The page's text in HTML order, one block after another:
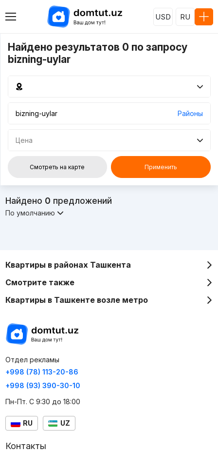
USD RU
Найдено результатов 0 по запросу
bizning-uylar
Районы
Цена
Смотреть на карте Применить
Найдено 0 предложений
По умолчанию
Квартиры в районах Ташкента
Смотрите также
Квартиры в Ташкенте возле метро
Отдел рекламы
+998 (78) 113-20-86
+998 (93) 390-30-10
Пн-Пт. С 9:30 до 18:00
RU UZ
Контакты